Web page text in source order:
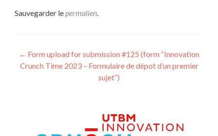
Sauvegarder le permalien
Navigation
des
← Form upload for submission #125 (form “Innovation
Crunch Time 2023 – Formulaire de dépot d’un premier
sujet”)